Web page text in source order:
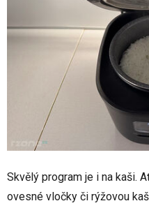
Skvělý program je i na kaši.
ovesné vločky či rýžovou